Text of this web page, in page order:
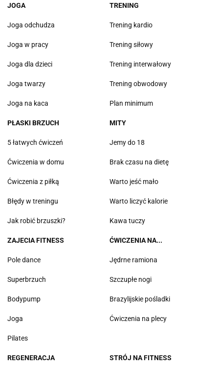
JOGA
Joga odchudza
Joga w pracy
Joga dla dzieci
Joga twarzy
Joga na kaca
TRENING
Trening kardio
Trening siłowy
Trening interwałowy
Trening obwodowy
Plan minimum
PŁASKI BRZUCH
5 łatwych ćwiczeń
Ćwiczenia w domu
Ćwiczenia z piłką
Błędy w treningu
Jak robić brzuszki?
MITY
Jemy do 18
Brak czasu na dietę
Warto jeść mało
Warto liczyć kalorie
Kawa tuczy
ZAJECIA FITNESS
Pole dance
Superbrzuch
Bodypump
Joga
Pilates
ĆWICZENIA NA...
Jędrne ramiona
Szczupłe nogi
Brazylijskie pośladki
Ćwiczenia na plecy
REGENERACJA STRÓJ NA FITNESS